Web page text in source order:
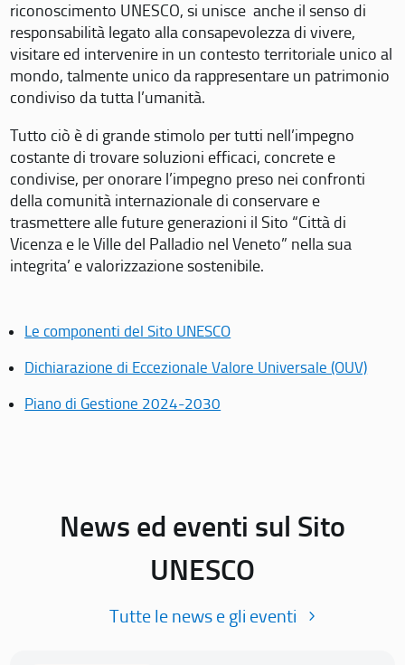
riconoscimento UNESCO, si unisce anche il senso di
responsabilità legato alla consapevolezza di vivere,
visitare ed intervenire in un contesto territoriale unico al
mondo, talmente unico da rappresentare un patrimonio
condiviso da tutta l’umanità.
Tutto ciò è di grande stimolo per tutti nell’impegno
costante di trovare soluzioni efficaci, concrete e
condivise, per onorare l’impegno preso nei confronti
della comunità internazionale di conservare e
trasmettere alle future generazioni il Sito “Città di
Vicenza e le Ville del Palladio nel Veneto” nella sua
integrita’ e valorizzazione sostenibile.
Le componenti del Sito UNESCO
Dichiarazione di Eccezionale Valore Universale (OUV)
Piano di Gestione 2024-2030
News ed eventi sul Sito
UNESCO
Tutte le news e gli eventi